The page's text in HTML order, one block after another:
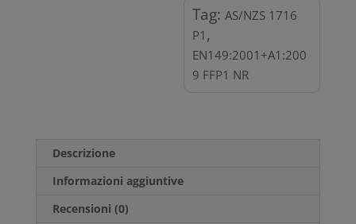
Tag:AS/NZS 1716
P1 ,
EN149:2001+A1:200
9 FFP1 NR
Descrizione
Informazioni aggiuntive
Recensioni (0)